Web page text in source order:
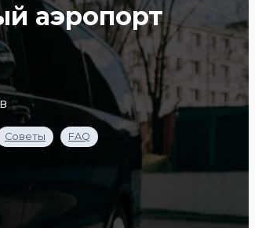
аэропорт
Советы FAQ